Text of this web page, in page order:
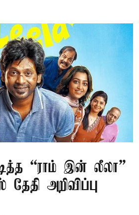
“ராம் இன் லீலா”
அறிவிப்பு